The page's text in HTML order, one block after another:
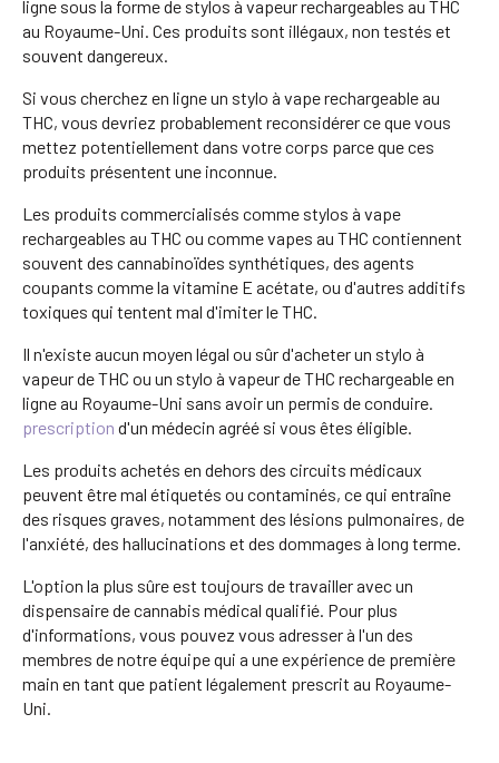
ligne sous la forme de stylos à vapeur rechargeables au THC
au Royaume-Uni. Ces produits sont illégaux, non testés et
souvent dangereux.
Si vous cherchez en ligne un stylo à vape rechargeable au
THC, vous devriez probablement reconsidérer ce que vous
mettez potentiellement dans votre corps parce que ces
produits présentent une inconnue.
Les produits commercialisés comme stylos à vape
rechargeables au THC ou comme vapes au THC contiennent
souvent des cannabinoïdes synthétiques, des agents
coupants comme la vitamine E acétate, ou d'autres additifs
toxiques qui tentent mal d'imiter le THC.
Il n'existe aucun moyen légal ou sûr d'acheter un stylo à
vapeur de THC ou un stylo à vapeur de THC rechargeable en
ligne au Royaume-Uni sans avoir un permis de conduire.
prescription d'un médecin agréé si vous êtes éligible.
Les produits achetés en dehors des circuits médicaux
peuvent être mal étiquetés ou contaminés, ce qui entraîne
des risques graves, notamment des lésions pulmonaires, de
l'anxiété, des hallucinations et des dommages à long terme.
L'option la plus sûre est toujours de travailler avec un
dispensaire de cannabis médical qualifié. Pour plus
d'informations, vous pouvez vous adresser à l'un des
membres de notre équipe qui a une expérience de première
main en tant que patient légalement prescrit au Royaume-
Uni.